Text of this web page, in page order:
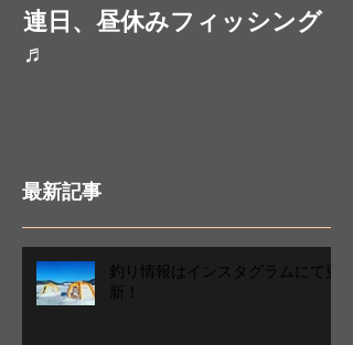
連日、昼休みフィッシング
♬
最新記事
釣り情報はインスタグラムにて更
新！